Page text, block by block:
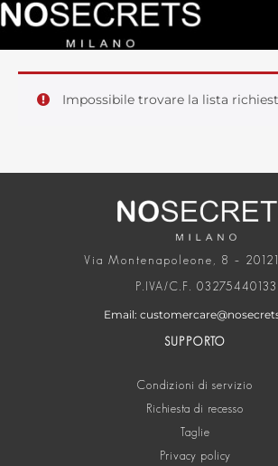
Impossibile trovare la lista
Via Montenapoleone, 8 –
P.IVA/C.F. 03275440133
Email:
SUPPORTO
Condizioni di servizio
Richiesta di recesso
Taglie
Privacy policy